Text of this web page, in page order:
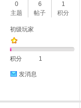
0
主题
6
帖子
1
积分
初级玩家
积分 1
发消息